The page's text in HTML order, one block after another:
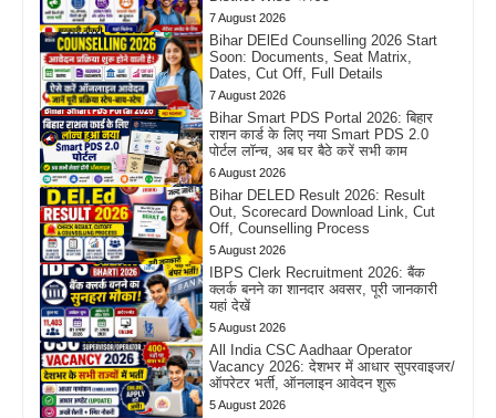
7 August 2026
Bihar DElEd Counselling 2026 Start
Soon: Documents, Seat Matrix,
Dates, Cut Off, Full Details
7 August 2026
Bihar Smart PDS Portal 2026: बिहार
राशन कार्ड के लिए नया Smart PDS 2.0
पोर्टल लॉन्च, अब घर बैठे करें सभी काम
6 August 2026
Bihar DELED Result 2026: Result
Out, Scorecard Download Link, Cut
Off, Counselling Process
5 August 2026
IBPS Clerk Recruitment 2026: बैंक
क्लर्क बनने का शानदार अवसर, पूरी जानकारी
यहां देखें
5 August 2026
All India CSC Aadhaar Operator
Vacancy 2026: देशभर में आधार सुपरवाइजर/
ऑपरेटर भर्ती, ऑनलाइन आवेदन शुरू
5 August 2026